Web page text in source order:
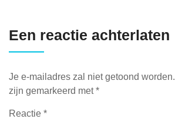
Een reactie achterlaten
Je e-mailadres zal niet getoond worden.
zijn gemarkeerd met*
Reactie *